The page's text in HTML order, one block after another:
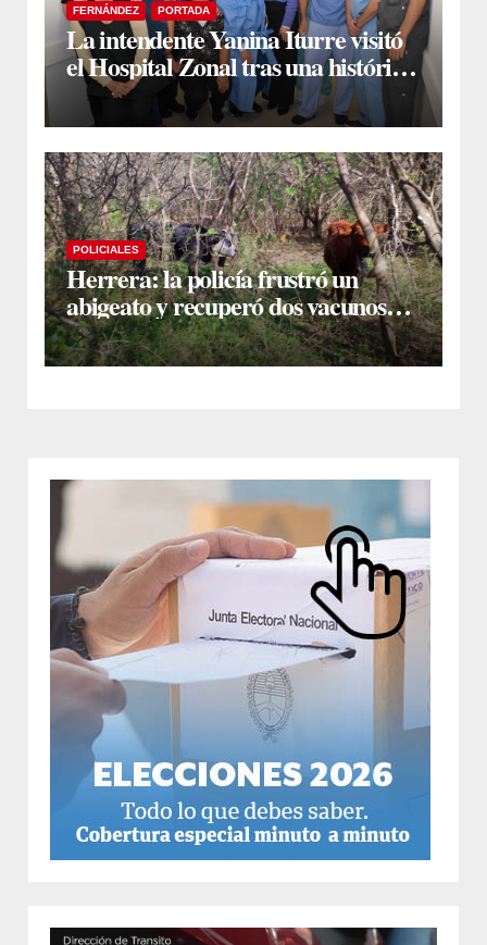
FERNÁNDEZ PORTADA
La intendente Yanina Iturre visitó
el Hospital Zonal tras una histórica
jornada de intervenciones
laparoscópicas
POLICIALES
Herrera: la policía frustró un
abigeato y recuperó dos vacunos
ocultos en una zona montuosa